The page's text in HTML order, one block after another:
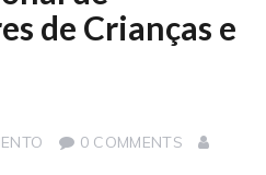
de Crianças e
0 COMMENTS